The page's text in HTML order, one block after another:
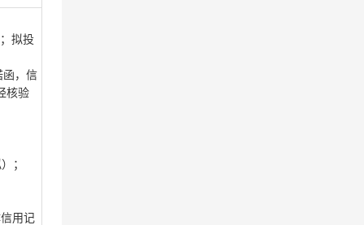
拟投
函，信
核验
；
用记